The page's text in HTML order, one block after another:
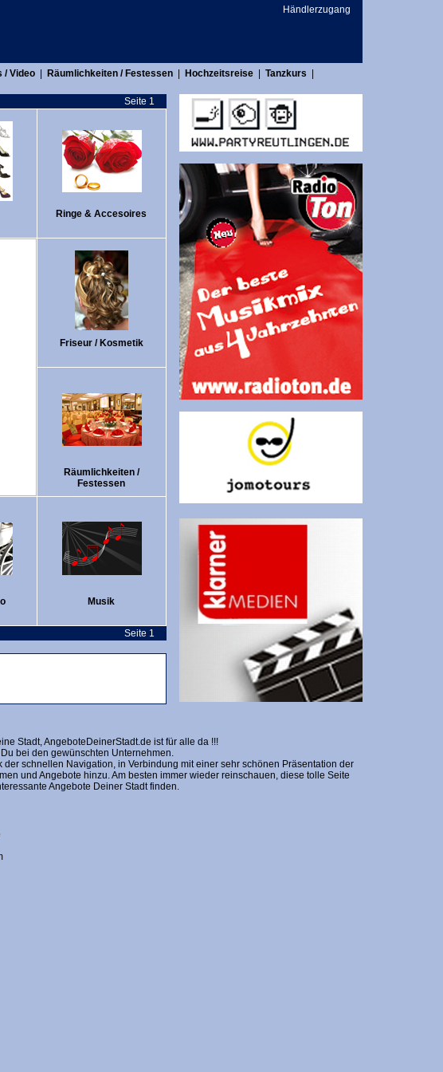
Händlerzugang
/ Video Räumlichkeiten / Festessen Hochzeitsreise Tanzkurs
Seite 1
Ringe & Accesoires
Friseur / Kosmetik
Räumlichkeiten /
Festessen
Musik
Seite 1
Stadt, AngeboteDeinerStadt.de ist für alle da !!!
bei den gewünschten Unternehmen.
schnellen Navigation, in Verbindung mit einer sehr schönen Präsentation der
und Angebote hinzu. Am besten immer wieder reinschauen, diese tolle Seite
Angebote Deiner Stadt finden.